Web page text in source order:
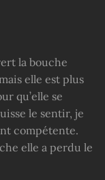
la bouche
elle est plus
qu’elle se
le sentir, je
compétente.
elle a perdu le